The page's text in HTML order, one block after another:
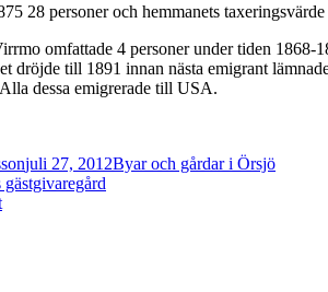
28 personer och hemmanets
omfattade 4 personer under tiden
dröjde till 1891 innan nästa emigrant
dessa emigrerade till USA.
juli 27, 2012Byar och gårdar i Örsjö